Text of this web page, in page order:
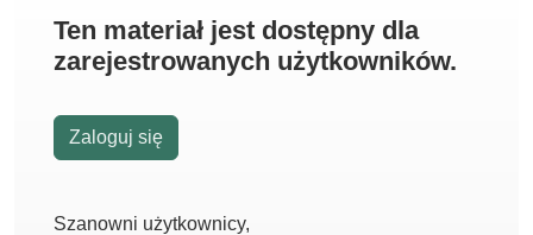
Ten materiał jest dostępny dla
zarejestrowanych użytkowników.
Zaloguj się
Szanowni użytkownicy,